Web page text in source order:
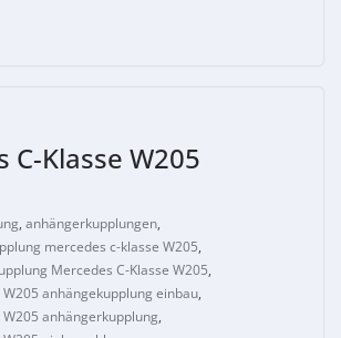
C-Klasse W205
, anhängerkupplungen,
mercedes c-klasse W205,
Mercedes C-Klasse W205,
anhängekupplung einbau,
anhängerkupplung,